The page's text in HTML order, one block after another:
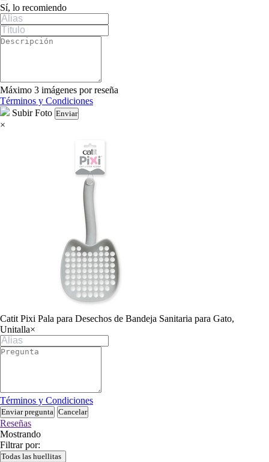
Sí, lo recomiendo
Máximo 3 imágenes por reseña
Términos y Condiciones
Subir Foto Enviar
×
Catit Pixi Pala para Desechos de Bandeja Sanitaria para Gato,
Unitalla×
Términos y Condiciones
Enviar pregunta Cancelar
Reseñas
Mostrando
Filtrar por:
Todas las huellitas